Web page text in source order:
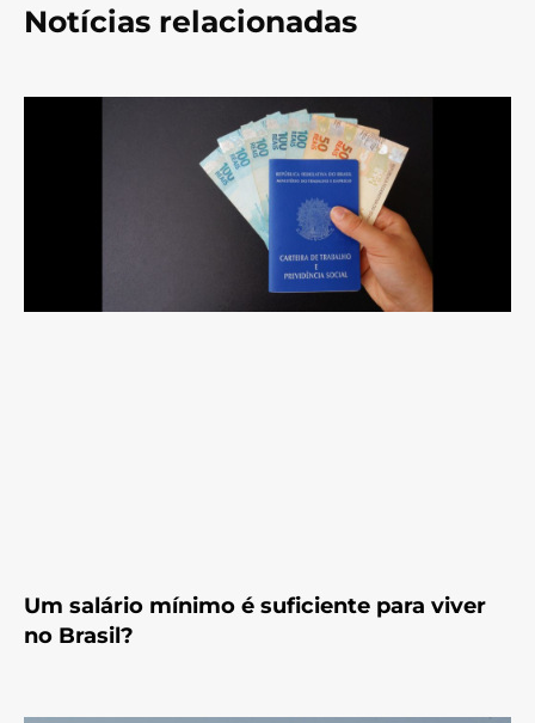
Notícias relacionadas
Um salário mínimo é suficiente para viver
no Brasil?